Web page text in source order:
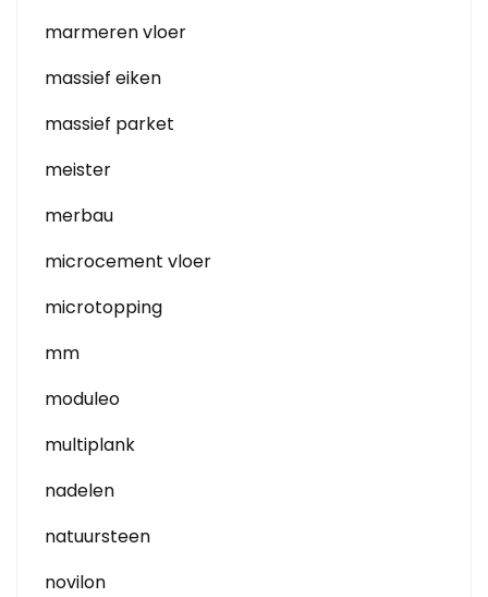
marmeren vloer
massief eiken
massief parket
meister
merbau
microcement vloer
microtopping
mm
moduleo
multiplank
nadelen
natuursteen
novilon